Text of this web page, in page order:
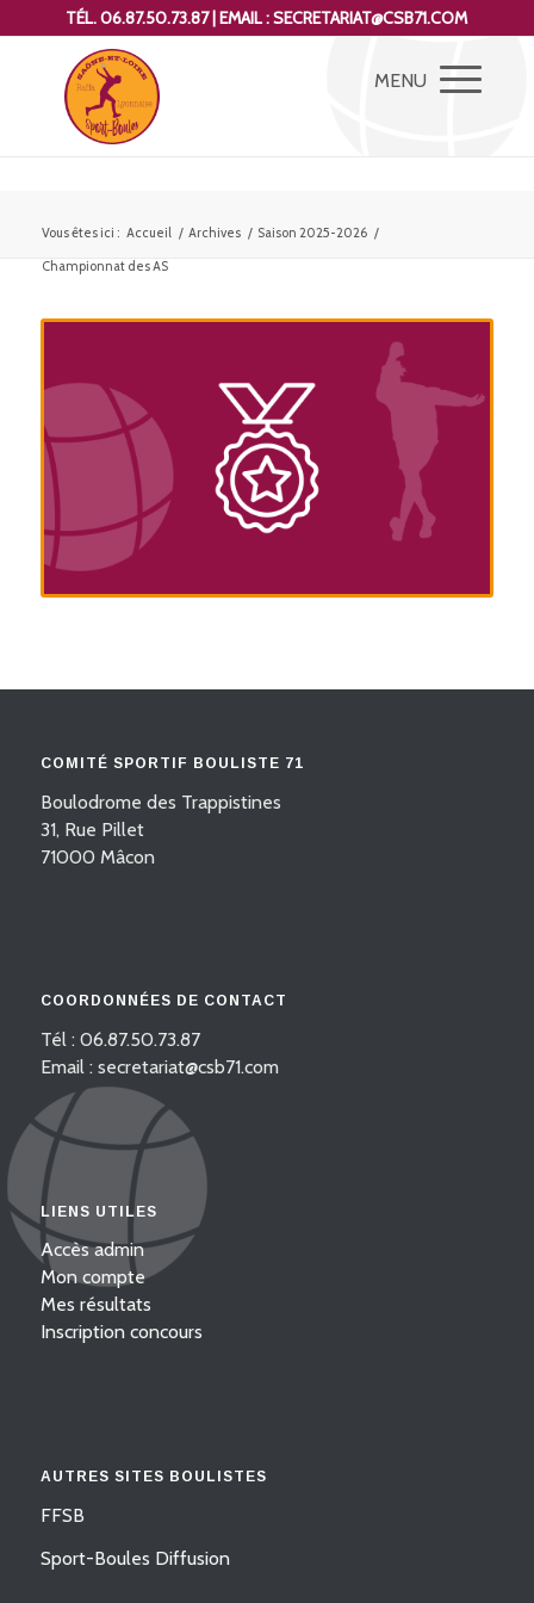
TÉL. 06.87.50.73.87 | EMAIL : SECRETARIAT@CSB71.COM
Vous êtes ici : Accueil / Archives / Saison 2025-2026 /
Championnat des AS
COMITÉ SPORTIF BOULISTE 71
Boulodrome des Trappistines
31, Rue Pillet
71000 Mâcon
COORDONNÉES DE CONTACT
Tél : 06.87.50.73.87
Email : secretariat@csb71.com
LIENS UTILES
Accès admin
Mon compte
Mes résultats
Inscription concours
AUTRES SITES BOULISTES
FFSB
Sport-Boules Diffusion